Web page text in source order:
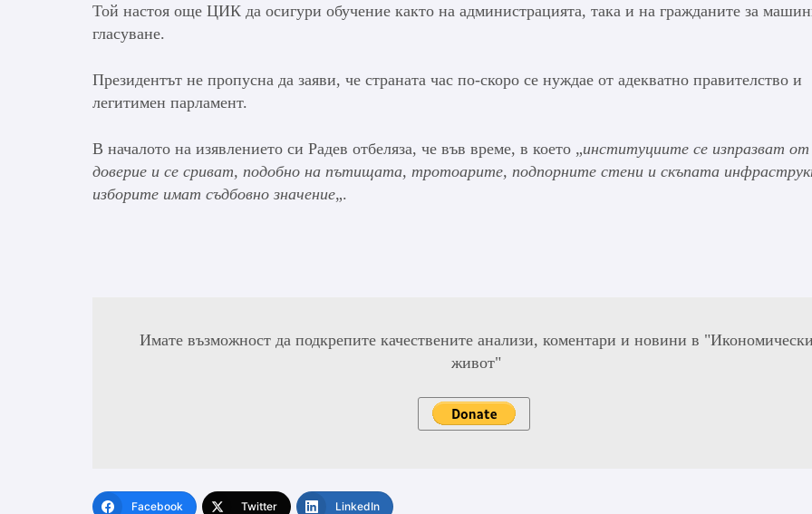
Той настоя още ЦИК да осигури обучение както на администрацията, така и на гражданите за
гласуване.
Президентът не пропусна да заяви, че страната час по-скоро се нуждае от адекватно правителство и
легитимен парламент.
В началото на изявлението си Радев отбеляза, че във време, в което „институциите се изпразват от
доверие и се сриват, подобно на пътищата, тротоарите, подпорните стени и скъпата
изборите имат съдбовно значение„.
Имате възможност да подкрепите качествените анализи, коментари и новини в "Икономически
живот"
Facebook Twitter LinkedIn